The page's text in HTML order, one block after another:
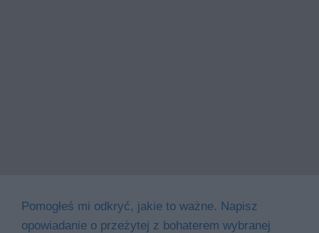
Pomogłeś mi odkryć, jakie to ważne. Napisz
opowiadanie o przeżytej z bohaterem wybranej